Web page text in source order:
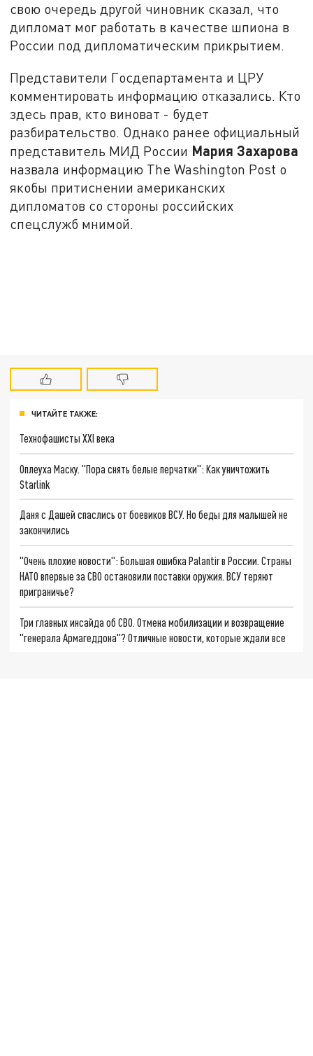
свою очередь другой чиновник сказал, что
дипломат мог работать в качестве шпиона в
России под дипломатическим прикрытием.
Представители Госдепартамента и ЦРУ
комментировать информацию отказались. Кто
здесь прав, кто виноват - будет
разбирательство. Однако ранее официальный
представитель МИД России Мария Захарова
назвала информацию The Washington Post о
якобы притиснении американских
дипломатов со стороны российских
спецслужб мнимой.
ЧИТАЙТЕ ТАКЖЕ:
Технофашисты XXI века
Оплеуха Маску. "Пора снять белые перчатки": Как уничтожить
Starlink
Даня с Дашей спаслись от боевиков ВСУ. Но беды для малышей не
закончились
"Очень плохие новости": Большая ошибка Palantir в России. Страны
НАТО впервые за СВО остановили поставки оружия. ВСУ теряют
приграничье?
Три главных инсайда об СВО. Отмена мобилизации и возвращение
"генерала Армагеддона"? Отличные новости, которые ждали все